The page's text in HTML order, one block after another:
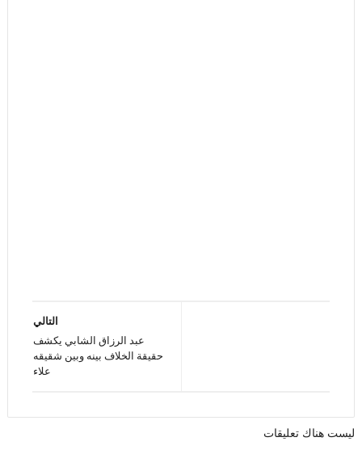
التالي
عبد الرزاق الشابي يكشف
حقيقة الخلاف بينه وبين شقيقه
علاء
ليست هناك تعليقات